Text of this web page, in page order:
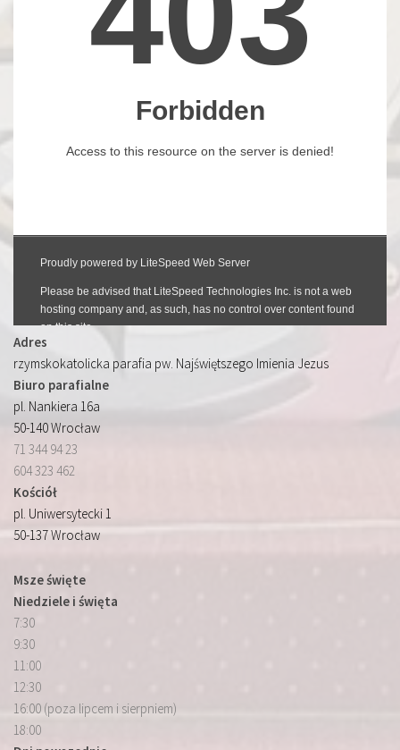
Adres
rzymskokatolicka parafia pw. Najświętszego Imienia Jezus
Biuro parafialne
pl. Nankiera 16a
50-140 Wrocław
71 344 94 23
604 323 462
Kościół
pl. Uniwersytecki 1
50-137 Wrocław
Msze święte
Niedziele i święta
7:30
9:30
11:00
12:30
16:00 (poza lipcem i sierpniem)
18:00